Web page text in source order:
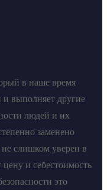
в наше время
и выполняет другие
людей и их
заменено
слишком уверен в
цену и себестоимость
это